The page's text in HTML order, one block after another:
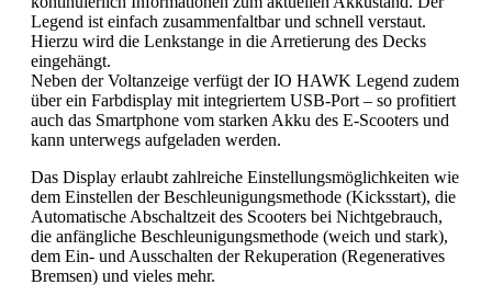
Legend ist einfach zusammenfaltbar und schnell verstaut.
Hierzu wird die Lenkstange in die Arretierung des Decks
eingehängt.
Neben der Voltanzeige verfügt der IO HAWK Legend zudem
über ein Farbdisplay mit integriertem USB-Port – so profitiert
auch das Smartphone vom starken Akku des E-Scooters und
kann unterwegs aufgeladen werden.
Das Display erlaubt zahlreiche Einstellungsmöglichkeiten wie
dem Einstellen der Beschleunigungsmethode (Kicksstart), die
Automatische Abschaltzeit des Scooters bei Nichtgebrauch,
die anfängliche Beschleunigungsmethode (weich und stark),
dem Ein- und Ausschalten der Rekuperation (Regeneratives
Bremsen) und vieles mehr.